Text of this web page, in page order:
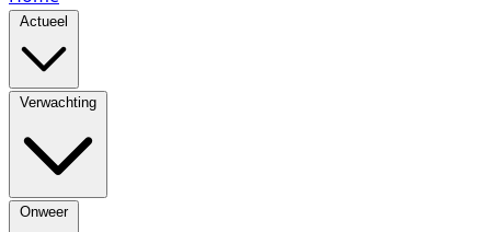
Actueel
Verwachting
Onweer